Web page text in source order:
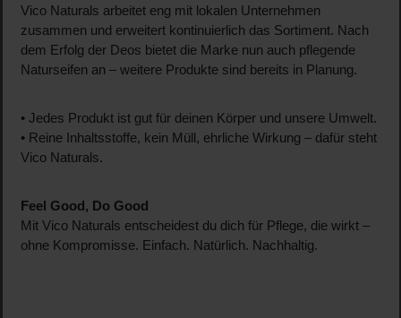
Vico Naturals arbeitet eng mit lokalen Unternehmen
zusammen und erweitert kontinuierlich das Sortiment. Nach
dem Erfolg der Deos bietet die Marke nun auch pflegende
Naturseifen an – weitere Produkte sind bereits in Planung.
• Jedes Produkt ist gut für deinen Körper und unsere Umwelt.
• Reine Inhaltsstoffe, kein Müll, ehrliche Wirkung – dafür steht
Vico Naturals.
Feel Good, Do Good
Mit Vico Naturals entscheidest du dich für Pflege, die wirkt –
ohne Kompromisse. Einfach. Natürlich. Nachhaltig.